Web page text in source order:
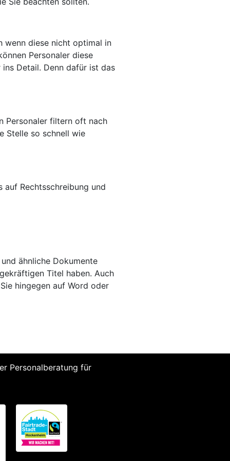
wenn diese nicht optimal in
Personaler diese
Detail. Denn dafür ist das
Personaler filtern oft nach
Stelle so schnell wie
Rechtsschreibung und
ähnliche Dokumente
Titel haben. Auch
hingegen auf Word oder
Personalberatung für